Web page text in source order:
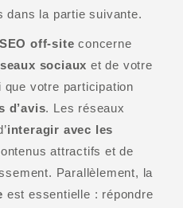
dans la partie suivante.
SEO off-site concerne
sociaux et de votre
que votre participation
d’avis. Les réseaux
interagir avec les
attractifs et de
Parallèlement, la
est essentielle : répondre